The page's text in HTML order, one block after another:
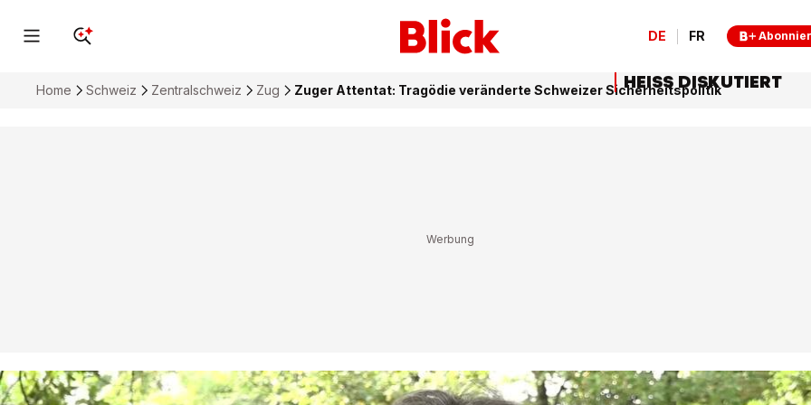
DE FR
Home Schweiz Zentralschweiz Zug Zuger Attentat: Tragödie veränderte Schweizer Sicherheitspolitik
HEISS DISKUTIERT